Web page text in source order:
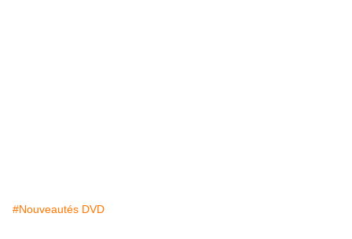
#Nouveautés DVD